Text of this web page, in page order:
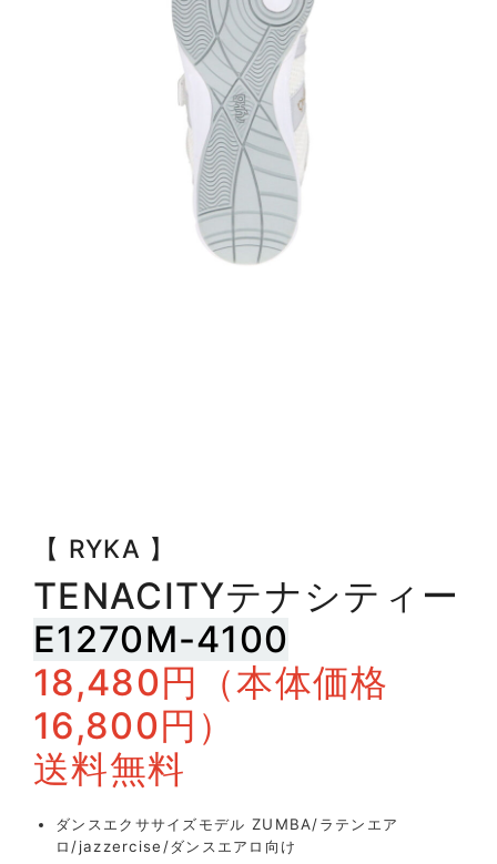
【 RYKA 】
TENACITYテナシティー
E1270M-4100
18,480円（本体価格
16,800円）
送料無料
ダンスエクササイズモデル ZUMBA/ラテンエア
ロ/jazzercise/ダンスエアロ向け